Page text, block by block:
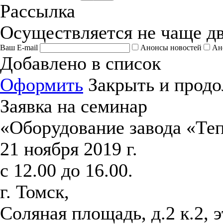
Рассылка
Осуществляется не чаще
Ваш E-mail Анонсы новостей
Добавлено в список
Оформить Закрыть и
Заявка на семинар
«Оборудование завода
21 ноября 2019 г.
с 12.00 до 16.00.
г. Томск,
Соляная площадь, д.2 к.2,